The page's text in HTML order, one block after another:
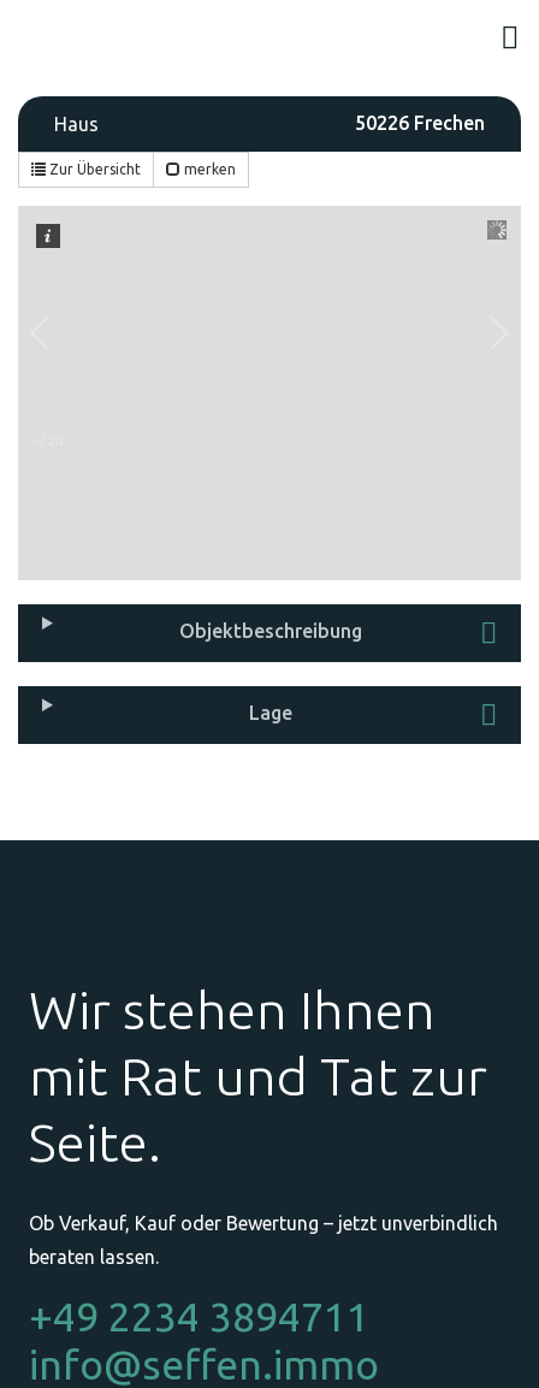
Haus 50226 Frechen
Zur Übersicht merken
Objekt­beschreibung
Lage
Wir stehen Ihnen
mit Rat und Tat zur
Seite.
Ob Verkauf, Kauf oder Bewertung – jetzt unverbindlich
beraten lassen.
+49 2234 3894711
info@seffen.immo